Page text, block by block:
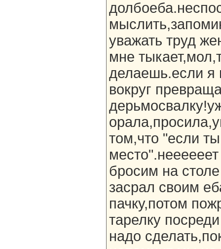
уважать труд
мне
делаешь.если я
вокруг
том,что "если
бросим на
засрал своим
пачку,потом
тарелку
надо